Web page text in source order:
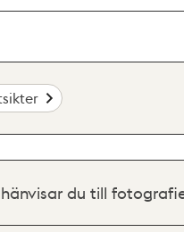
du till